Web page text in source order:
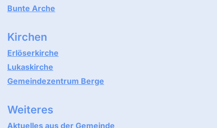
Bunte Arche
Kirchen
Erlöserkirche
Lukaskirche
Gemeindezentrum Berge
Weiteres
Aktuelles aus der Gemeinde